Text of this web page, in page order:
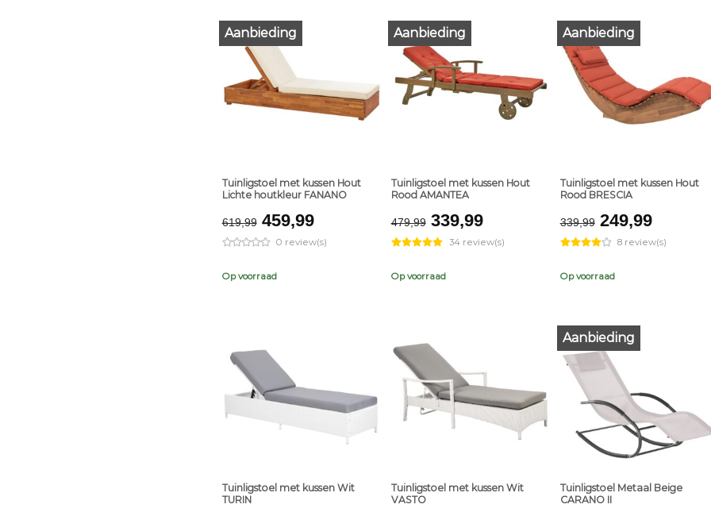
Aanbieding
Tuinligstoel met kussen Hout
Lichte houtkleur FANANO
619,99 Original
price
was:
€619,99.
459,99Current
price
is:
0 review(s)
Op voorraad
Aanbieding
Tuinligstoel met kussen Hout
Rood AMANTEA
479,99 Original
price
was:
€479,99.
339,99Current
price
is:
34 review(s)
Op voorraad
Aanbieding
Tuinligstoel met kussen Hout
Rood BRESCIA
339,99 Original
price
was:
€339,99.
249,99
price
is:
8 review(s)
Op voorraad
Tuinligstoel met kussen Wit
TURIN
Tuinligstoel met kussen Wit
VASTO
Aanbieding
Tuinligstoel Metaal Beige
CARANO II